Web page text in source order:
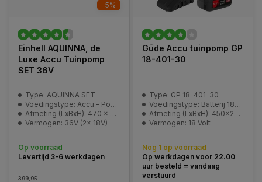
-5%
Einhell AQUINNA, de
Luxe Accu Tuinpomp
SET 36V
Type: AQUINNA SET
Voedingstype: Accu - Power-X-Change
Afmeting (LxBxH): 470 x 282 x 287 mm
Vermogen: 36V (2x 18V)
Op voorraad
Levertijd 3-6 werkdagen
399,95
Güde Accu tuinpomp GP
18-401-30
Type: GP 18-401-30
Voedingstype: Batterij 18V E³
Afmeting (LxBxH): 450x230x300 mm (verpakking)
Vermogen: 18 Volt
Nog 1 op voorraad
Op werkdagen voor 22.00
uur besteld = vandaag
verstuurd